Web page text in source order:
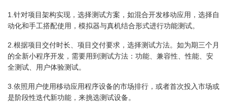
1.针对项目架构实现，选择测试方案，如混合开发移动应用，选择自
动化和手工搭配使用，模拟器与真机结合形式进行功能测试。
2.根据项目交付时长、项目交付要求，选择测试方法。如为期三个月
的全新小程序开发，需要用到测试方法：功能、兼容性、性能、安
全测试、用户体验测试。
3.依照用户使用移动应用程序设备的市场排行，或者首次投入市场或
是阶段性迭代新功能，来挑选测试设备。